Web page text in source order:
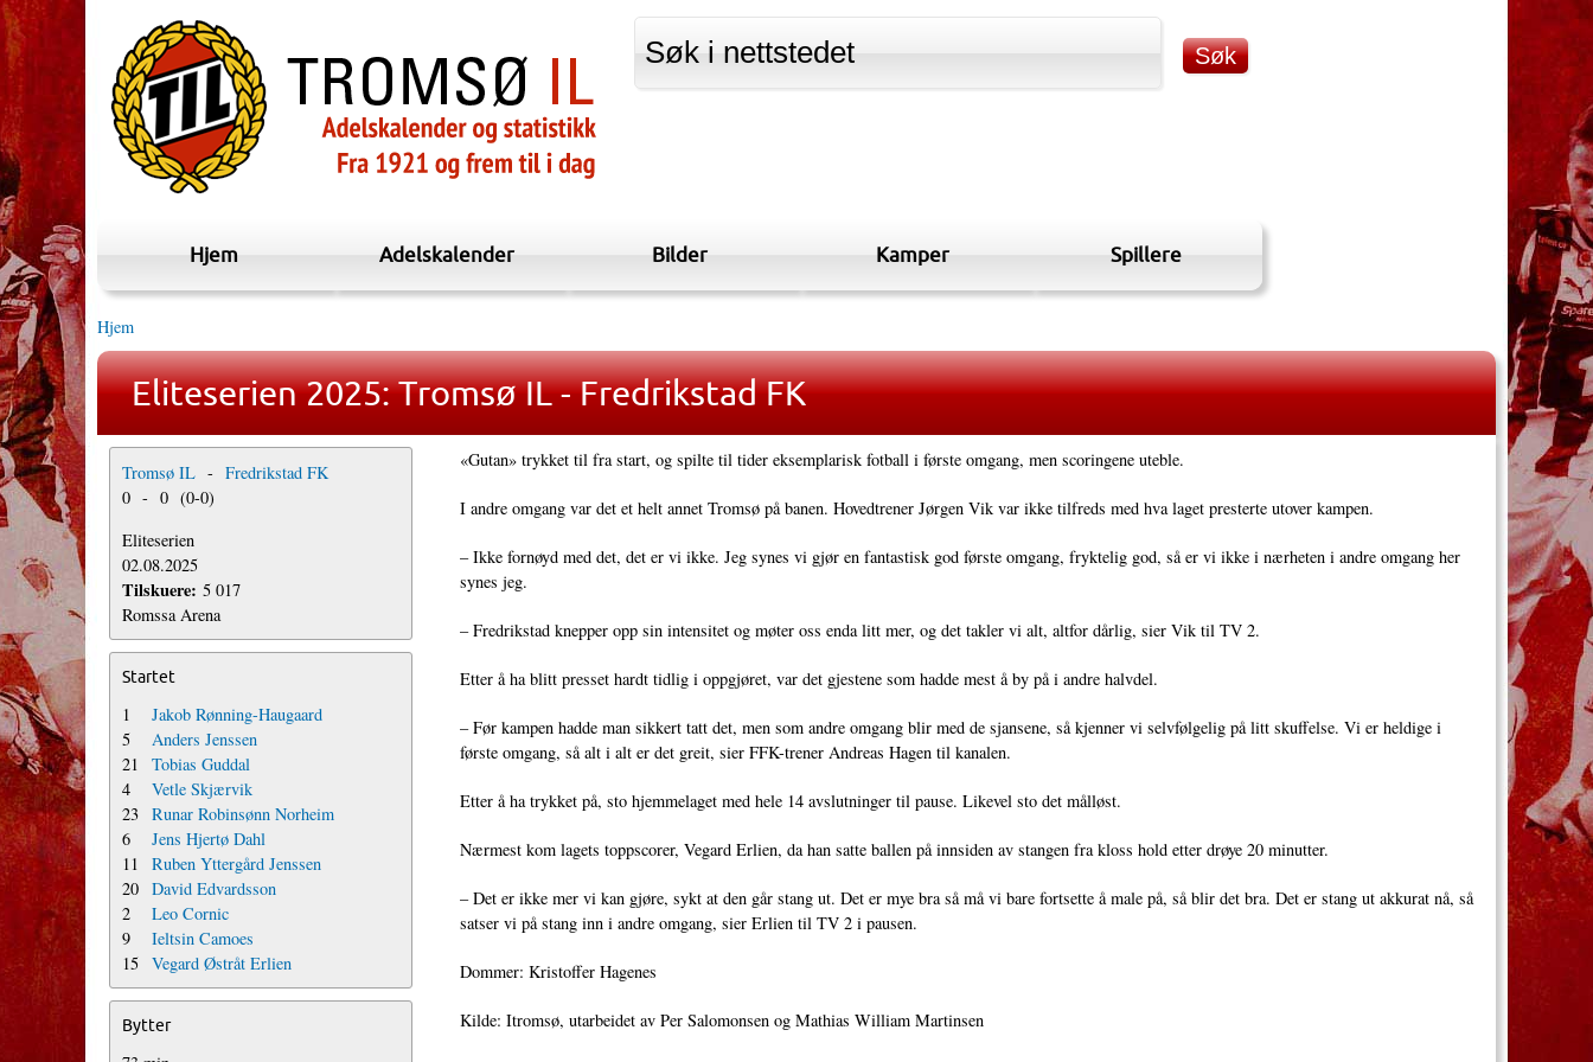
Hjem Adelskalender Bilder Kamper Spillere
Hjem
Eliteserien 2025: Tromsø IL - Fredrikstad FK
Tromsø IL - Fredrikstad FK
0 - 0 (0-0)
Eliteserien
02.08.2025
Tilskuere: 5 017
Romssa Arena
Startet
1
Jakob Rønning-Haugaard
5
Anders Jenssen
21
Tobias Guddal
4
Vetle Skjærvik
23 Runar Robinsønn Norheim
6
Jens Hjertø Dahl
11
Ruben Yttergård Jenssen
20 David Edvardsson
2
Leo Cornic
9
Ieltsin Camoes
15 Vegard Østråt Erlien
Bytter
«Gutan» trykket til fra start, og spilte til tider eksemplarisk fotball i første omgang, men scoringene uteble.
I andre omgang var det et helt annet Tromsø på banen. Hovedtrener Jørgen Vik var ikke tilfreds med hva laget presterte utover kampen.
– Ikke fornøyd med det, det er vi ikke. Jeg synes vi gjør en fantastisk god første omgang, fryktelig god, så er vi ikke i nærheten i andre omgang her
synes jeg.
– Fredrikstad knepper opp sin intensitet og møter oss enda litt mer, og det takler vi alt, altfor dårlig, sier Vik til TV 2.
Etter å ha blitt presset hardt tidlig i oppgjøret, var det gjestene som hadde mest å by på i andre halvdel.
– Før kampen hadde man sikkert tatt det, men som andre omgang blir med de sjansene, så kjenner vi selvfølgelig på litt skuffelse. Vi er heldige i
første omgang, så alt i alt er det greit, sier FFK-trener Andreas Hagen til kanalen.
Etter å ha trykket på, sto hjemmelaget med hele 14 avslutninger til pause. Likevel sto det målløst.
Nærmest kom lagets toppscorer, Vegard Erlien, da han satte ballen på innsiden av stangen fra kloss hold etter drøye 20 minutter.
– Det er ikke mer vi kan gjøre, sykt at den går stang ut. Det er mye bra så må vi bare fortsette å male på, så blir det bra. Det er stang ut akkurat nå, så
satser vi på stang inn i andre omgang, sier Erlien til TV 2 i pausen.
Dommer: Kristoffer Hagenes
Kilde: Itromsø, utarbeidet av Per Salomonsen og Mathias William Martinsen